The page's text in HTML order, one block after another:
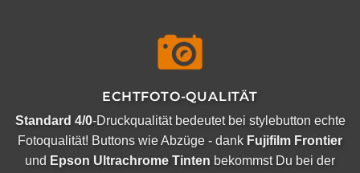
ECHTFOTO-QUALITÄT
Standard 4/0-Druckqualität bedeutet bei stylebutton echte
Fotoqualität! Buttons wie Abzüge - dank Fujifilm Frontier
und Epson Ultrachrome Tinten bekommst Du bei der